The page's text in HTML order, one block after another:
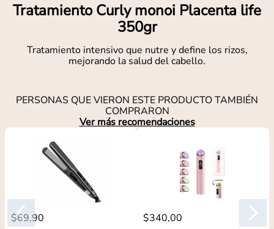
Tratamiento Curly monoi Placenta life
350gr
Tratamiento intensivo que nutre y define los rizos,
mejorando la salud del cabello.
PERSONAS QUE VIERON ESTE PRODUCTO TAMBIÉN
COMPRARON
Ver más recomendaciones
$69,90 $340,00